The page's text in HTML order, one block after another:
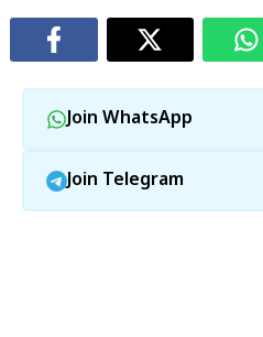
Join WhatsApp
Join Telegram